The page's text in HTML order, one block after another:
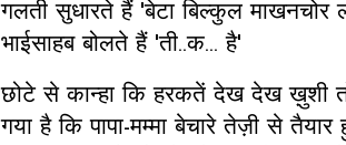
गलती सुधारते हैं 'बेटा बिल्कुल माखनचोर
भाईसाहब बोलते हैं 'ती..क... है'
छोटे से कान्हा कि हरकतें देख देख ख़ुशी
गया है कि पापा-मम्मा बेचारे तेज़ी से